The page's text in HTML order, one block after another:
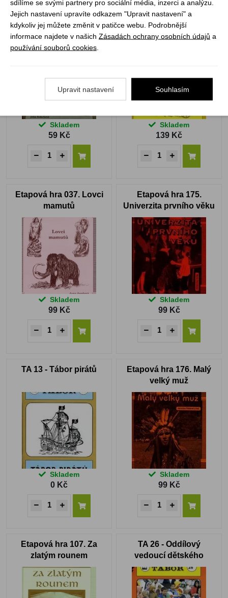
Etapová hra 097.
Historie koněspřežky
Skladem
59 Kč
Přemyslovci
Skladem
139 Kč
Etapová hra 037. Lovci
mamutů
Skladem
99 Kč
Etapová hra 175.
Univerzita prvního věku
Skladem
99 Kč
TA 13 - Tábor pirátů
Skladem
0 Kč
Etapová hra 176. Malý
velký muž
Skladem
99 Kč
Etapová hra 107. Za
zlatým rounem
TA 26 - Oddílový
vedoucí dětského
tábora
sdílíme se svými partnery pro sociální média, inzerci a analýzu.
Jejich nastavení upravíte odkazem "Upravit nastavení" a
kdykoliv jej můžete změnit v patičce webu. Podrobnější
informace najdete v našich Zásadách ochrany osobních údajů a
používání souborů cookies
Upravit nastavení Souhlasím